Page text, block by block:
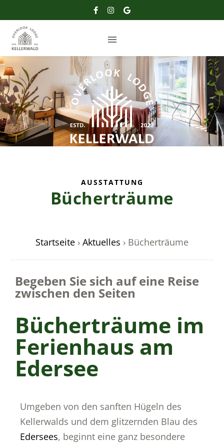
AUSSTATTUNG
Bücherträume
Startseite › Aktuelles › Bücherträume
Begeben Sie sich auf eine Reise
zwischen den Seiten
Bücherträume im
Ferienhaus am
Edersee
Umgeben von den sanften Hügeln des
Kellerwalds und dem glitzernden Blau des
Edersees, beginnt eine ganz besondere